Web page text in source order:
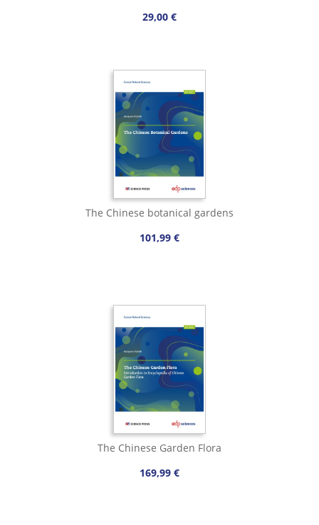
29,00 €
The Chinese botanical gardens
101,99 €
The Chinese Garden Flora
169,99 €